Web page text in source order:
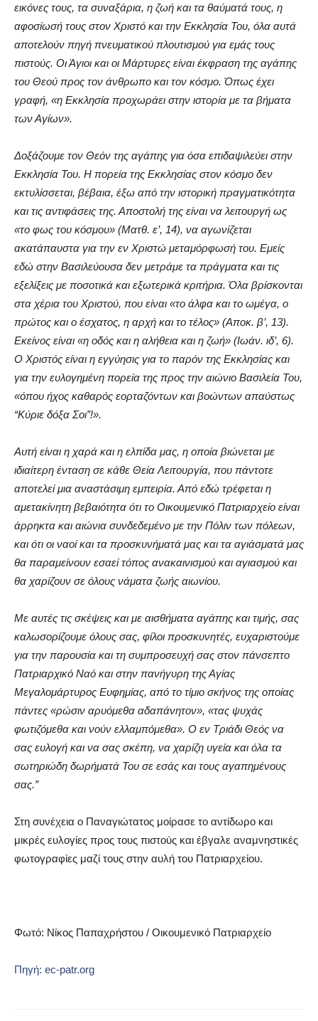
εικόνες τους, τα συναξάρια, η ζωή και τα θαύματά τους, η
αφοσίωσή τους στον Χριστό και την Εκκλησία Του, όλα αυτά
αποτελούν πηγή πνευματικού πλουτισμού για εμάς τους
πιστούς. Οι Άγιοι και οι Μάρτυρες είναι έκφραση της αγάπης
του Θεού προς τον άνθρωπο και τον κόσμο. Όπως έχει
γραφή, «η Εκκλησία προχωράει στην ιστορία με τα βήματα
των Αγίων».
Δοξάζουμε τον Θεόν της αγάπης για όσα επιδαψιλεύει στην
Εκκλησία Του. Η πορεία της Εκκλησίας στον κόσμο δεν
εκτυλίσσεται, βέβαια, έξω από την ιστορική πραγματικότητα
και τις αντιφάσεις της. Αποστολή της είναι να λειτουργή ως
«το φως του κόσμου» (Ματθ. ε’, 14), να αγωνίζεται
ακατάπαυστα για την εν Χριστώ μεταμόρφωσή του. Εμείς
εδώ στην Βασιλεύουσα δεν μετράμε τα πράγματα και τις
εξελίξεις με ποσοτικά και εξωτερικά κριτήρια. Όλα βρίσκονται
στα χέρια του Χριστού, που είναι «το άλφα και το ωμέγα, ο
πρώτος και ο έσχατος, η αρχή και το τέλος» (Αποκ. β’, 13).
Εκείνος είναι «η οδός και η αλήθεια και η ζωή» (Ιωάν. ιδ’, 6).
Ο Χριστός είναι η εγγύησις για το παρόν της Εκκλησίας και
για την ευλογημένη πορεία της προς την αιώνιο Βασιλεία Του,
«όπου ήχος καθαρός εορταζόντων και βοώντων απαύστως
“Κύριε δόξα Σοι”!».
Αυτή είναι η χαρά και η ελπίδα μας, η οποία βιώνεται με
ιδιαίτερη ένταση σε κάθε Θεία Λειτουργία, που πάντοτε
αποτελεί μια αναστάσιμη εμπειρία. Από εδώ τρέφεται η
αμετακίνητη βεβαιότητα ότι το Οικουμενικό Πατριαρχείο είναι
άρρηκτα και αιώνια συνδεδεμένο με την Πόλιν των πόλεων,
και ότι οι ναοί και τα προσκυνήματά μας και τα αγιάσματά μας
θα παραμείνουν εσαεί τόπος ανακαινισμού και αγιασμού και
θα χαρίζουν σε όλους νάματα ζωής αιωνίου.
Με αυτές τις σκέψεις και με αισθήματα αγάπης και τιμής, σας
καλωσορίζουμε όλους σας, φίλοι προσκυνητές, ευχαριστούμε
για την παρουσία και τη συμπροσευχή σας στον πάνσεπτο
Πατριαρχικό Ναό και στην πανήγυρη της Αγίας
Μεγαλομάρτυρος Ευφημίας, από το τίμιο σκήνος της οποίας
πάντες «ρώσιν αρυόμεθα αδαπάνητον», «τας ψυχάς
φωτιζόμεθα και νούν ελλαμπόμεθα». Ο εν Τριάδι Θεός να
σας ευλογή και να σας σκέπη, να χαρίζη υγεία και όλα τα
σωτηριώδη δωρήματά Του σε εσάς και τους αγαπημένους
σας.”
Στη συνέχεια ο Παναγιώτατος μοίρασε το αντίδωρο και
μικρές ευλογίες προς τους πιστούς και έβγαλε αναμνηστικές
φωτογραφίες μαζί τους στην αυλή του Πατριαρχείου.
Φωτό: Νίκος Παπαχρήστου / Οικουμενικό Πατριαρχείο
Πηγή: ec-patr.org